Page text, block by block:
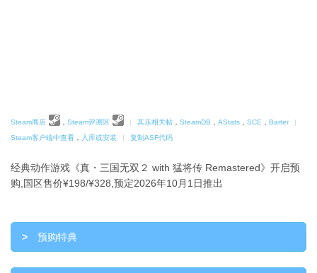
Steam商店 Steam评测区 | 其乐相关帖 SteamDB AStats SCE Barter
|
Steam客户端中查看
入库或安装 | 复制ASF代码
经典动作游戏《真・三国无双２ with 猛将传 Remastered》开启预
购,国区售价¥198/¥328,预定2026年10月1日推出
> 预购特典